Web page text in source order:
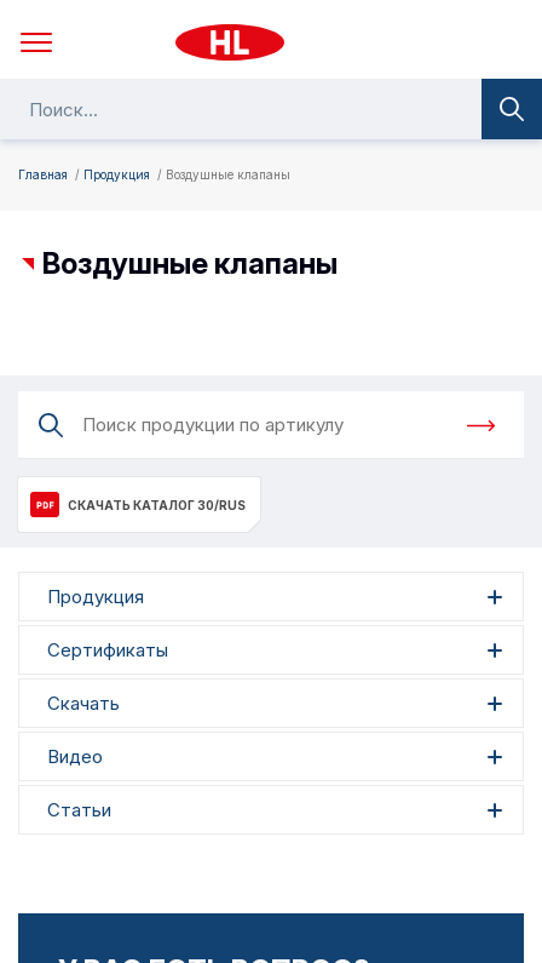
Главная Продукция Воздушные клапаны
Воздушные клапаны
СКАЧАТЬ КАТАЛОГ 30/RUS
Продукция
Сертификаты
Скачать
Видео
Статьи